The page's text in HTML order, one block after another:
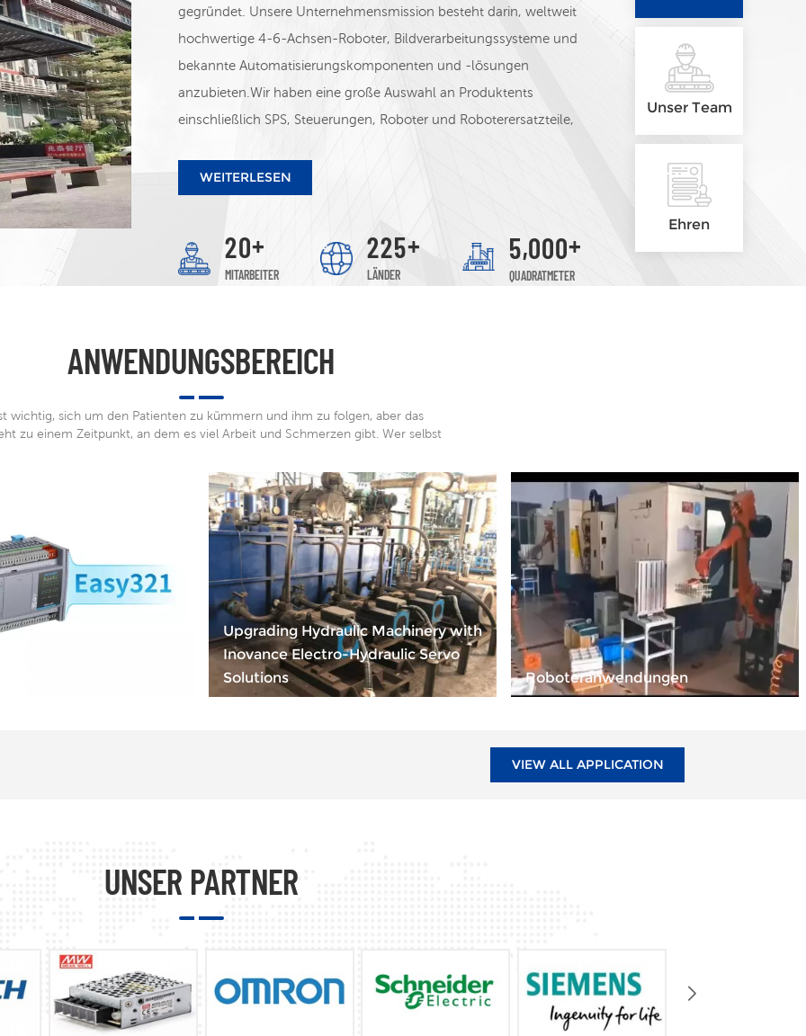
gegründet. Unsere Unternehmensmission besteht darin, weltweit
hochwertige 4-6-Achsen-Roboter, Bildverarbeitungssysteme und
bekannte Automatisierungskomponenten und -lösungen
anzubieten.Wir haben eine große Auswahl an Produktents
einschließlich SPS, Steuerungen, Roboter und Roboterersatzteile,
und andere Produkte. Wir vertreiben die folgenden Marken:
Schneider, Siemens, ABB, STEP&ADTECH, INOVANCE, WINTERS
WEITERLESEN
20+
MITARBEITER
225+
LÄNDER
5,000+
QUADRATMETER
Unser Vertriebsteam – Eric,
Unser Team
Ehren
ANWENDUNGSBEREICH
wichtig, sich um den Patienten zu kümmern und ihm zu folgen, aber das
zu einem Zeitpunkt, an dem es viel Arbeit und Schmerzen gibt. Wer selbst
Upgrading Hydraulic Machinery with
Inovance Electro-Hydraulic Servo
Solutions
Roboteranwendungen
VIEW ALL APPLICATION
UNSER PARTNER